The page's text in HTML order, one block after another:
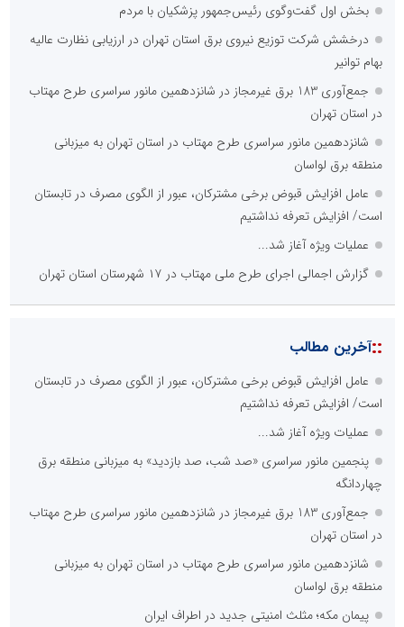
بخش اول گفت‌وگوی رئیس‌جمهور پزشکیان با مردم
درخشش شرکت توزیع نیروی برق استان تهران در ارزیابی نظارت عالیه
بهام توانیر
جمع‌آوری 183 برق غیرمجاز در شانزدهمین مانور سراسری طرح مهتاب
در استان تهران
شانزدهمین مانور سراسری طرح مهتاب در استان تهران به میزبانی
منطقه برق لواسان
عامل افزایش قبوض برخی مشترکان، عبور از الگوی مصرف در تابستان
است/ افزایش تعرفه نداشتیم
عملیات ویژه آغاز شد...
گزارش اجمالی اجرای طرح ملی مهتاب در ۱۷ شهرستان استان تهران
::آخرین مطالب
عامل افزایش قبوض برخی مشترکان، عبور از الگوی مصرف در تابستان
است/ افزایش تعرفه نداشتیم
عملیات ویژه آغاز شد...
پنجمین مانور سراسری «صد شب، صد بازدید» به میزبانی منطقه برق
چهاردانگه
جمع‌آوری 183 برق غیرمجاز در شانزدهمین مانور سراسری طرح مهتاب
در استان تهران
شانزدهمین مانور سراسری طرح مهتاب در استان تهران به میزبانی
منطقه برق لواسان
پیمان مکه؛ مثلث امنیتی جدید در اطراف ایران